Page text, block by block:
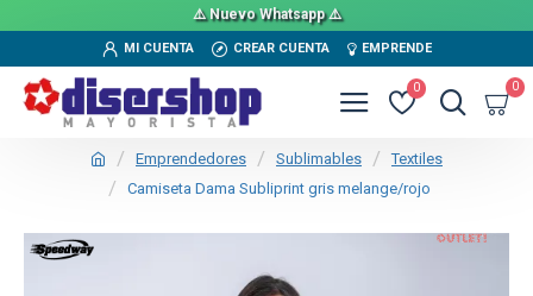
⚠️ Nuevo Whatsapp ⚠️
MI CUENTA CREAR CUENTA EMPRENDE
0 0
Emprendedores Sublimables
Textiles
Camiseta Dama Subliprint gris melange/rojo
TEXTTRANSPARENTE
OUT